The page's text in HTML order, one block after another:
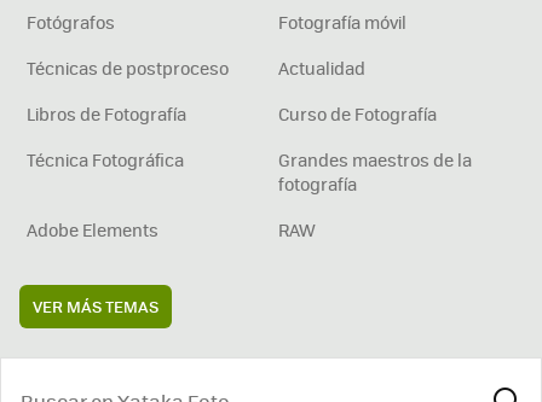
Fotógrafos
Fotografía móvil
Técnicas de postproceso
Actualidad
Libros de Fotografía
Curso de Fotografía
Técnica Fotográfica
Grandes maestros de la
fotografía
Adobe Elements
RAW
VER MÁS TEMAS